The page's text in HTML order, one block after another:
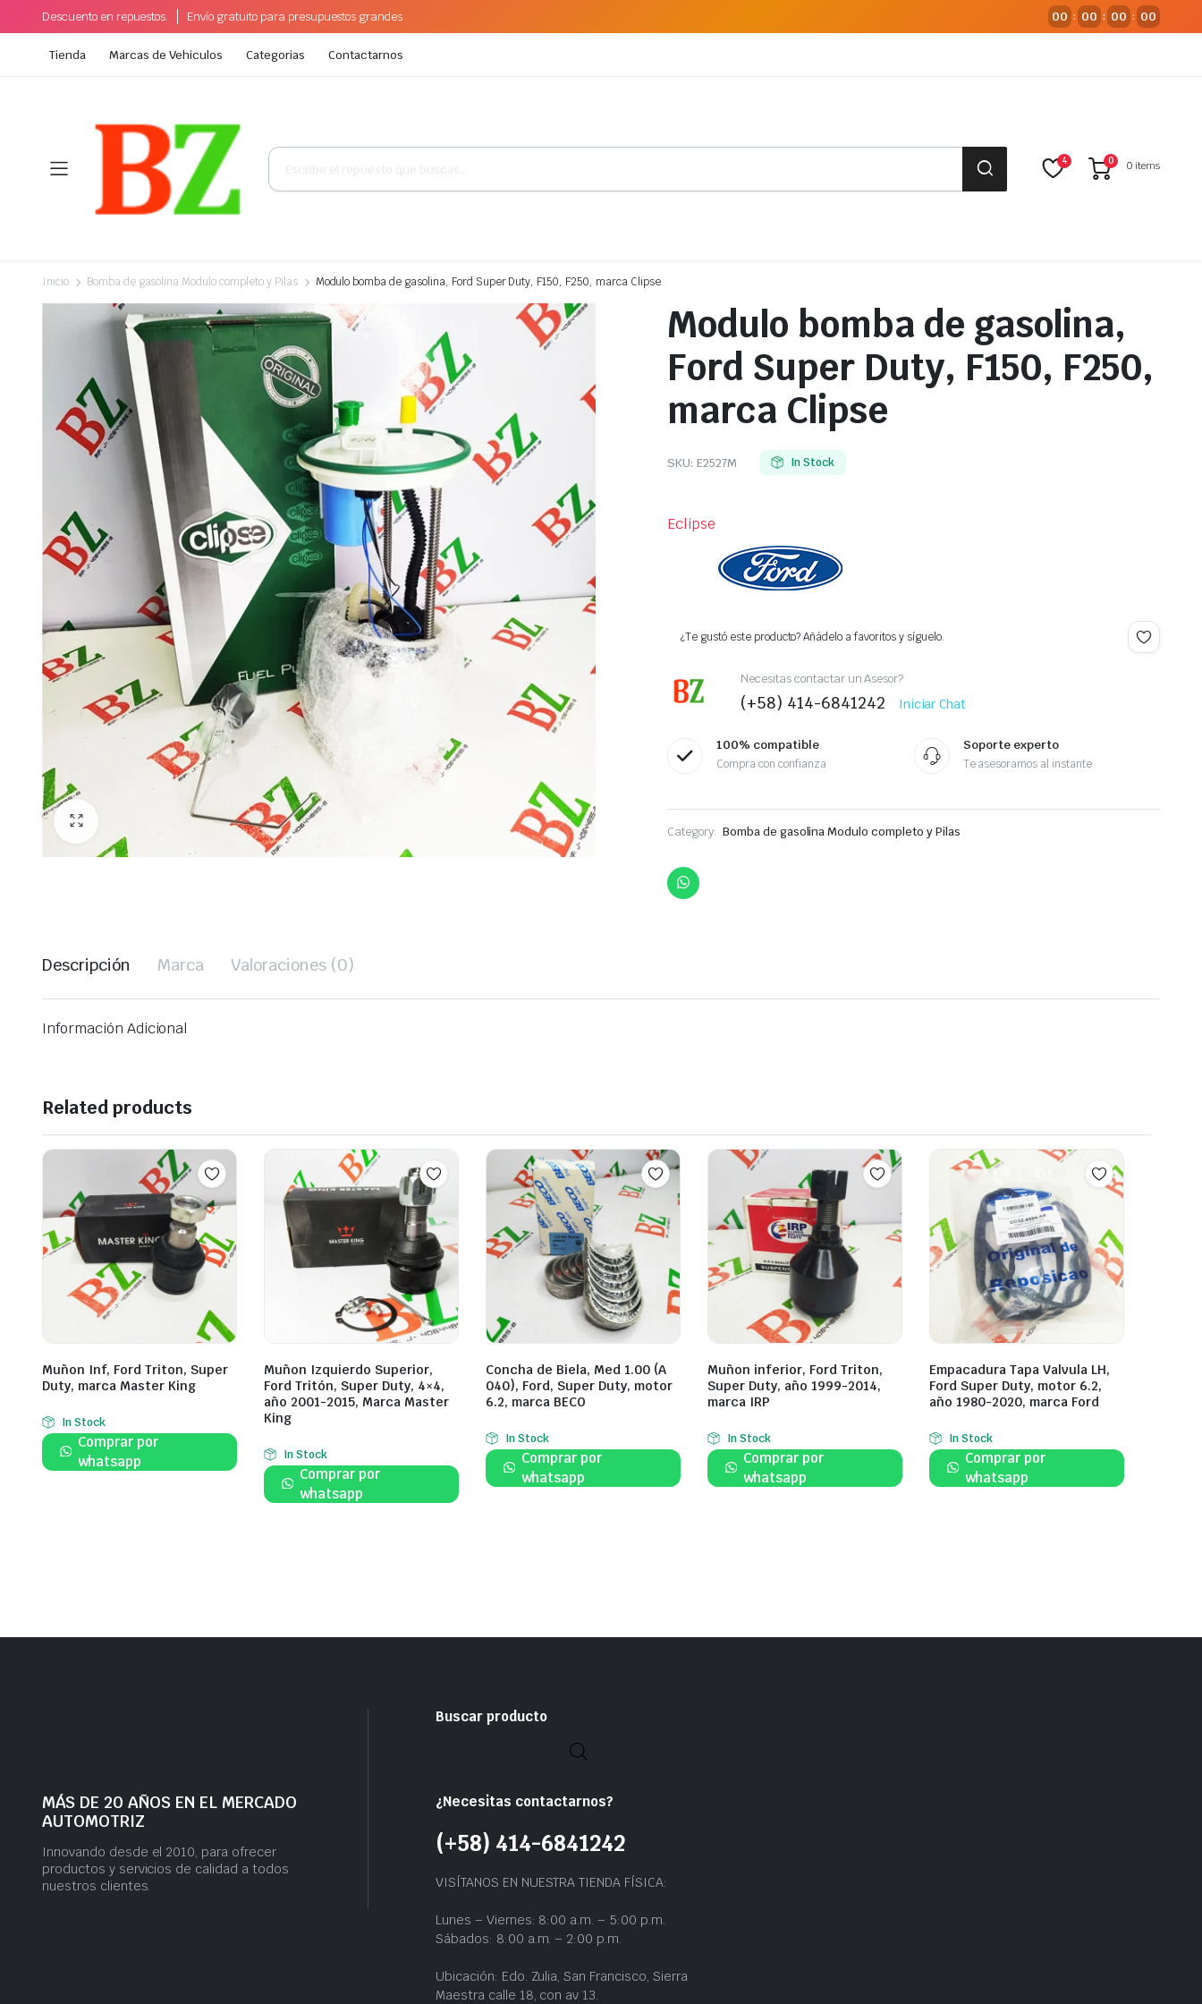
Descuento en repuestos. Envío gratuito para presupuestos grandes 00 : 00 : 00 : 00
Tienda Marcas de Vehiculos Categorias Contactarnos
Búsqueda
productos
4 0 0 items
Inicio Bomba de gasolina Modulo completo y Pilas Modulo bomba de gasolina, Ford Super Duty, F150, F250, marca Clipse
Modulo bomba de gasolina,
Ford Super Duty, F150, F250,
marca Clipse
SKU: E2527M In Stock
Eclipse
¿Te gustó este producto? Añádelo a favoritos y síguelo.
Necesitas contactar un Asesor?
(+58) 414-6841242 Iniciar Chat
100% compatible
Compra con confianza
Soporte experto
Te asesoramos al instante
Category: Bomba de gasolina Modulo completo y Pilas
Descripción Marca Valoraciones (0)
Información Adicional
Related products
Muñon Inf, Ford Triton, Super
Duty, marca Master King
In Stock
Comprar por
whatsapp
Muñon Izquierdo Superior,
Ford Tritón, Super Duty, 4×4,
año 2001-2015, Marca Master
King
In Stock
Comprar por
whatsapp
Concha de Biela, Med 1.00 (A
040), Ford, Super Duty, motor
6.2, marca BECO
In Stock
Comprar por
whatsapp
Muñon inferior, Ford Triton,
Super Duty, año 1999-2014,
marca IRP
In Stock
Comprar por
whatsapp
Empacadura Tapa Valvula LH,
Ford Super Duty, motor 6.2,
año 1980-2020, marca Ford
In Stock
Comprar por
whatsapp
MÁS DE 20 AÑOS EN EL MERCADO
AUTOMOTRIZ
Innovando desde el 2010, para ofrecer
productos y servicios de calidad a todos
nuestros clientes.
Buscar producto
¿Necesitas contactarnos?
(+58) 414-6841242
VISÍTANOS EN NUESTRA TIENDA FÍSICA:
Lunes – Viernes: 8:00 a.m. – 5:00 p.m.
Sábados: 8:00 a.m. – 2:00 p.m.
Ubicación: Edo. Zulia, San Francisco, Sierra
Maestra calle 18, con av 13.